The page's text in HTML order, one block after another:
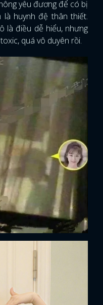
yêu đương để có bị
là huynh đệ thân thiết.
là điều dễ hiểu, nhưng
quá vô duyên rồi.